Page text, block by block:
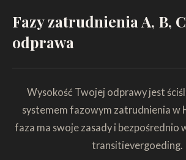
Fazy zatrudnienia A, B,
odprawa
Wysokość Twojej odprawy jest
systemem fazowym zatrudnienia w
faza ma swoje zasady i bezpośrednio
transitievergoeding.